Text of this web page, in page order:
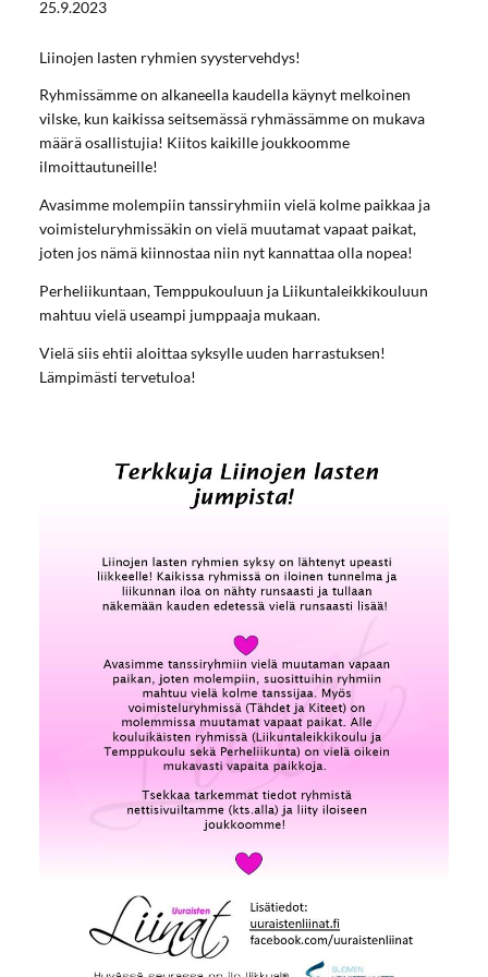
25.9.2023
Liinojen lasten ryhmien syystervehdys!
Ryhmissämme on alkaneella kaudella käynyt melkoinen
vilske, kun kaikissa seitsemässä ryhmässämme on mukava
määrä osallistujia! Kiitos kaikille joukkoomme
ilmoittautuneille!
Avasimme molempiin tanssiryhmiin vielä kolme paikkaa ja
voimisteluryhmissäkin on vielä muutamat vapaat paikat,
joten jos nämä kiinnostaa niin nyt kannattaa olla nopea!
Perheliikuntaan, Temppukouluun ja Liikuntaleikkikouluun
mahtuu vielä useampi jumppaaja mukaan.
Vielä siis ehtii aloittaa syksylle uuden harrastuksen!
Lämpimästi tervetuloa!